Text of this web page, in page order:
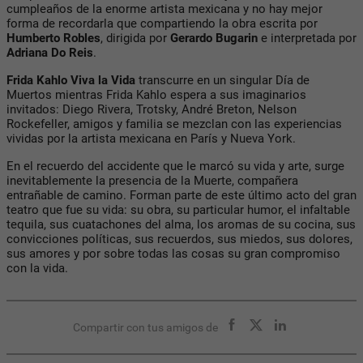
cumpleaños de la enorme artista mexicana y no hay mejor
forma de recordarla que compartiendo la obra escrita por
Humberto Robles, dirigida por Gerardo Bugarin e interpretada por
Adriana Do Reis.
Frida Kahlo Viva la Vida transcurre en un singular Día de
Muertos mientras Frida Kahlo espera a sus imaginarios
invitados: Diego Rivera, Trotsky, André Breton, Nelson
Rockefeller, amigos y familia se mezclan con las experiencias
vividas por la artista mexicana en París y Nueva York.
En el recuerdo del accidente que le marcó su vida y arte, surge
inevitablemente la presencia de la Muerte, compañera
entrañable de camino. Forman parte de este último acto del gran
teatro que fue su vida: su obra, su particular humor, el infaltable
tequila, sus cuatachones del alma, los aromas de su cocina, sus
convicciones políticas, sus recuerdos, sus miedos, sus dolores,
sus amores y por sobre todas las cosas su gran compromiso
con la vida.
Compartir con tus amigos de